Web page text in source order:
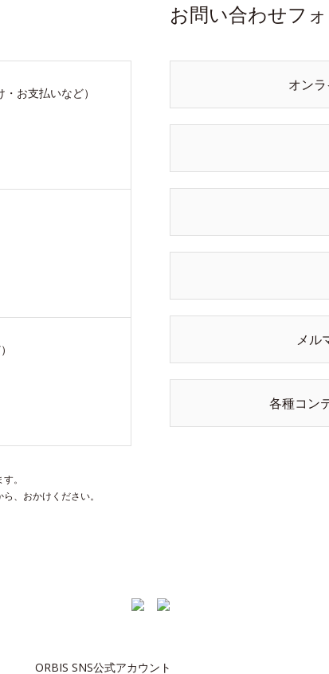
・お支払いなど）
。
、おかけください。
お問い合わせフ
オン
メル
各種コン
ORBIS SNS公式アカウント